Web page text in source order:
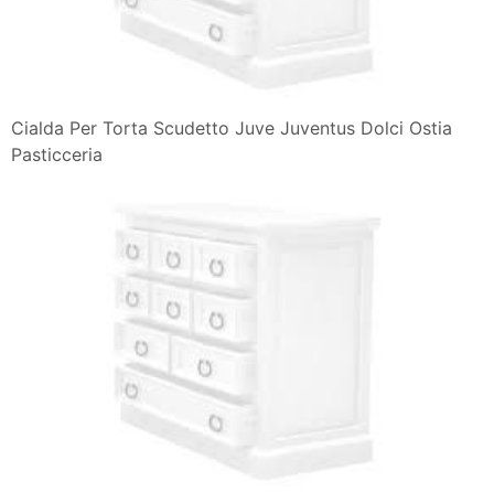
Cialda Per Torta Scudetto Juve Juventus Dolci Ostia
Pasticceria